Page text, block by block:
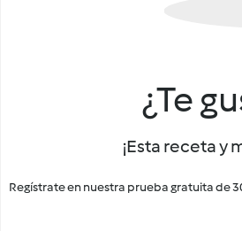
¿Te
¡Esta receta y
Regístrate en nuestra prueba gratuita de